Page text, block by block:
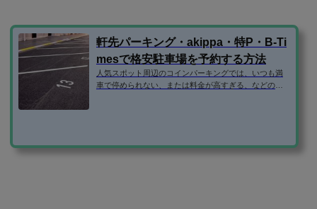
軒先パーキング・akippa・特P・B-Ti
mesで格安駐車場を予約する方法
人気スポット周辺のコインパーキングでは、いつも満
車で停められない、または料金が高すぎる、などの問
方を紹介します！ 登録方法 格安駐車場予約サイトで